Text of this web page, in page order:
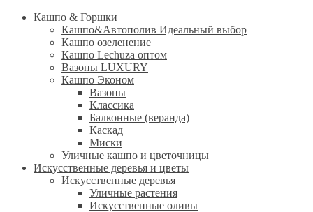
Кашпо & Горшки
Кашпо&Автополив Идеальный выбор
Кашпо озеленение
Кашпо Lechuza оптом
Вазоны LUXURY
Кашпо Эконом
Вазоны
Классика
Балконные (веранда)
Каскад
Миски
Уличные кашпо и цветочницы
Искусственные деревья и цветы
Искусственные деревья
Уличные растения
Искусственные оливы